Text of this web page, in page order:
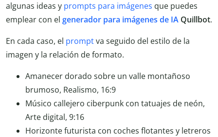
algunas ideas y prompts para imágenes que puedes
emplear con el generador para imágenes de IA Quillbot.
En cada caso, el promptva seguido del estilo de la
imagen y la relación de formato.
Amanecer dorado sobre un valle montañoso
brumoso, Realismo, 16:9
Músico callejero ciberpunk con tatuajes de neón,
Arte digital, 9:16
Horizonte futurista con coches flotantes y letreros